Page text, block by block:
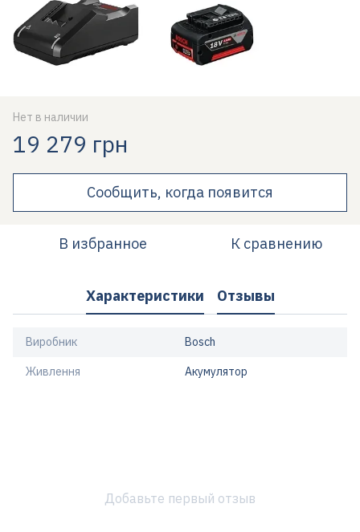
Нет в наличии
19 279 грн
Сообщить, когда появится
В избранное К сравнению
Характеристики Отзывы
Виробник Bosch
Живлення Акумулятор
Добавьте первый отзыв